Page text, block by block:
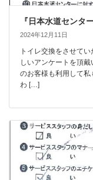
『日本水道センタ
2024年12月11日
トイレ交換をさせて
しいアンケートを頂
のお客様も利用して私
わ […]